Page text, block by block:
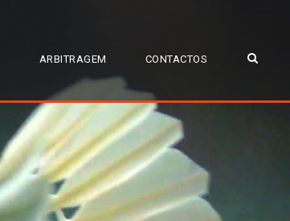
ARBITRAGEM CONTACTOS